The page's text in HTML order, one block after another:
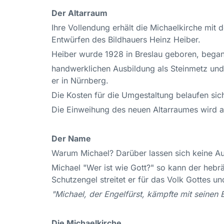
Der Altarraum
Ihre Vollendung erhält die Michaelkirche mit
Entwürfen des Bildhauers Heinz Heiber.
Heiber wurde 1928 in Breslau geboren,
handwerklichen Ausbildung als Steinmetz
er in Nürnberg.
Die Kosten für die Umgestaltung belaufen
Die Einweihung des neuen Altarraumes
Der Name
Warum Michael? Darüber lassen sich keine
Michael "Wer ist wie Gott?" so kann der
Schutzengel streitet er für das Volk Gottes
"Michael, der Engelfürst, kämpfte mit